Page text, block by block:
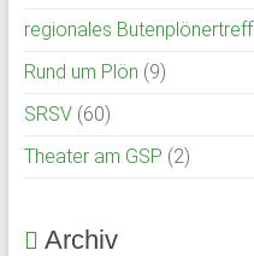
regionales
Rund um Plön (9)
SRSV(60)
Theater am GSP (2)
Archiv